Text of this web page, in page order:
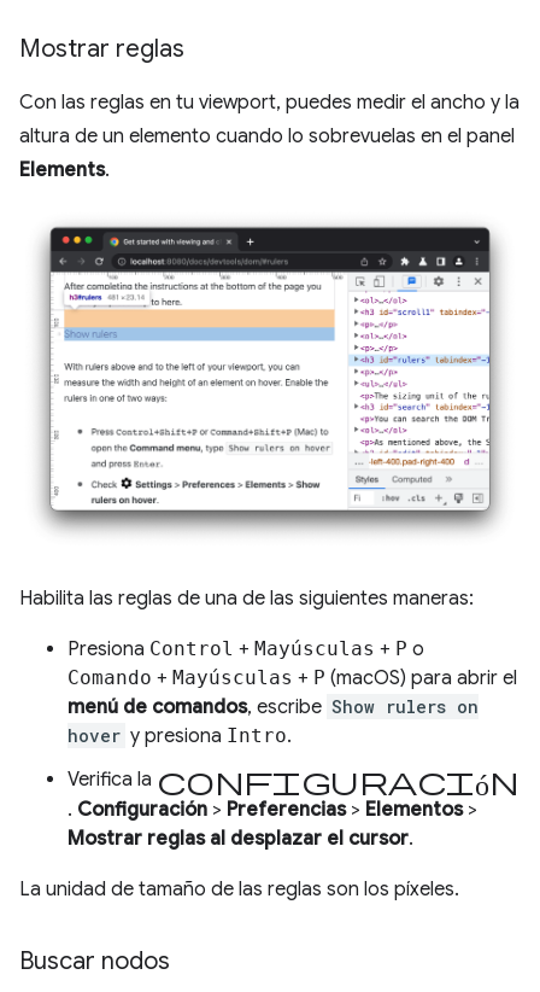
Mostrar reglas
Con las reglas en tu viewport, puedes medir el ancho y la
altura de un elemento cuando lo sobrevuelas en el panel
Elements.
Habilita las reglas de una de las siguientes maneras:
Presiona Control + Mayúsculas + P o
Comando + Mayúsculas + P (macOS) para abrir el
menú de comandos, escribe Show rulers on
hover y presiona Intro.
Verifica la configuración
. Configuración > Preferencias> Elementos>
Mostrar reglas al desplazar el cursor.
La unidad de tamaño de las reglas son los píxeles.
Buscar nodos